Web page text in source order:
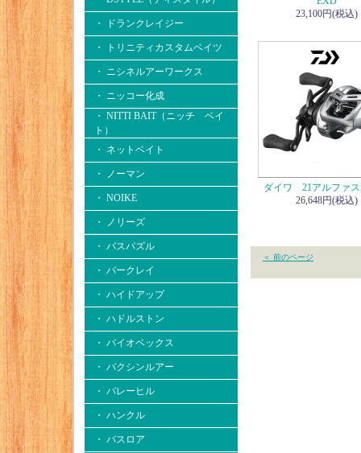
・ ドランクレイジー
・ トリニティカスタムベイツ
・ ニシネルアーワークス
・ ニッコー化成
・ NITTI BAIT（ニッチ ベイ
ト）
・ ネットベイト
・ ノーマン
・ NOIKE
・ ノリーズ
・ バスパズル
・ バークレイ
・ ハイドアップ
・ ハドルストン
・ バイオベックス
・ バクシンルアー
・ バレーヒル
・ ハンクル
・ バスロア
23,100円(税込)
ダイワ 21アルファス
26,648円(税込)
＜ 前のページ